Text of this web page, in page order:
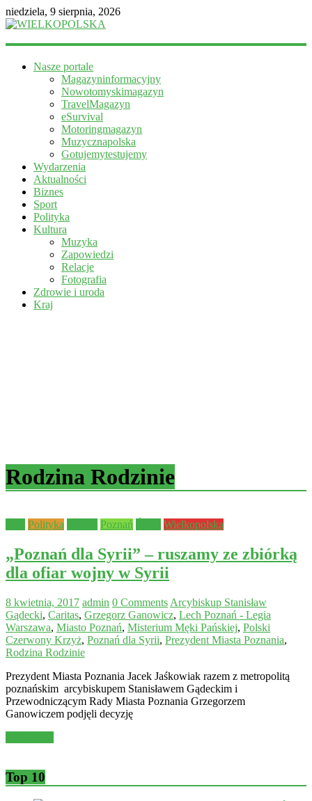
niedziela, 9 sierpnia, 2026
WIELKOPOLSKA
informacyjny
Nasze portale
Magazyninformacyjny
Nowotomyskimagazyn
TravelMagazyn
eSurvival
Motoringmagazyn
Muzycznapolska
Gotujemytestujemy
Wydarzenia
Aktualności
Biznes
Sport
Polityka
Kultura
Muzyka
Zapowiedzi
Relacje
Fotografia
Zdrowie i uroda
Kraj
Rodzina Rodzinie
Polityka Poznań Wielkopolska
„Poznań dla Syrii” – ruszamy ze zbiórką
dla ofiar wojny w Syrii
8 kwietnia, 2017 admin 0 Comments Arcybiskup Stanisław
Gądecki, Caritas, Grzegorz Ganowicz, Lech Poznań - Legia
Warszawa, Miasto Poznań, Misterium Męki Pańskiej, Polski
Czerwony Krzyż, Poznań dla Syrii, Prezydent Miasta Poznania,
Rodzina Rodzinie
Prezydent Miasta Poznania Jacek Jaśkowiak razem z metropolitą
poznańskim arcybiskupem Stanisławem Gądeckim i
Przewodniczącym Rady Miasta Poznania Grzegorzem
Ganowiczem podjęli decyzję
Top 10